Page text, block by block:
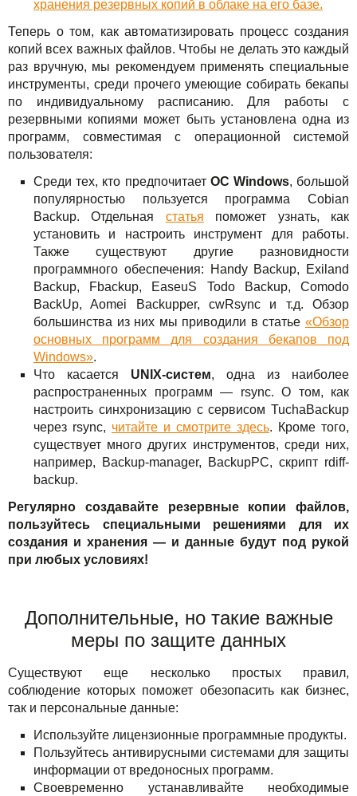
хранения резервных копий в облаке на его базе.
Теперь о том, как автоматизировать процесс создания
копий всех важных файлов. Чтобы не делать это каждый
раз вручную, мы рекомендуем применять специальные
инструменты, среди прочего умеющие собирать бекапы
по индивидуальному расписанию. Для работы с
резервными копиями может быть установлена одна из
программ, совместимая с операционной системой
пользователя:
Среди тех, кто предпочитает ОС Windows, большой
популярностью пользуется программа Cobian
Backup. Отдельная статья поможет узнать, как
установить и настроить инструмент для работы.
Также существуют другие разновидности
программного обеспечения: Handy Backup, Exiland
Backup, Fbackup, EaseuS Todo Backup, Comodo
BackUp, Aomei Backupper, cwRsync и т.д. Обзор
большинства из них мы приводили в статье «Обзор
основных программ для создания бекапов под
Windows».
Что касается UNIX-систем, одна из наиболее
распространенных программ — rsync. О том, как
настроить синхронизацию с сервисом TuchaBackup
через rsync, читайте и смотрите здесь. Кроме того,
существует много других инструментов, среди них,
например, Backup-manager, BackupPC, скрипт rdiff-
backup.
Регулярно создавайте резервные копии файлов,
пользуйтесь специальными решениями для их
создания и хранения — и данные будут под рукой
при любых условиях!
Дополнительные, но такие важные
меры по защите данных
Существуют еще несколько простых правил,
соблюдение которых поможет обезопасить как бизнес,
так и персональные данные:
Используйте лицензионные программные продукты.
Пользуйтесь антивирусными системами для защиты
информации от вредоносных программ.
Своевременно устанавливайте необходимые